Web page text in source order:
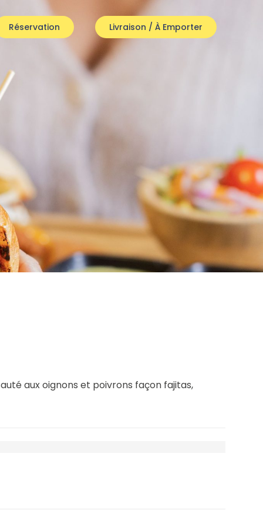
Réservation Livraison / À Emporter
aux oignons et poivrons façon fajitas,